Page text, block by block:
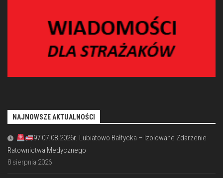
NAJNOWSZE AKTUALNOŚCI
97 07.08.2026r. Lubiatowo Bałtycka – Izolowane Zdarzenie
Ratownictwa Medycznego
8 sierpnia 2026